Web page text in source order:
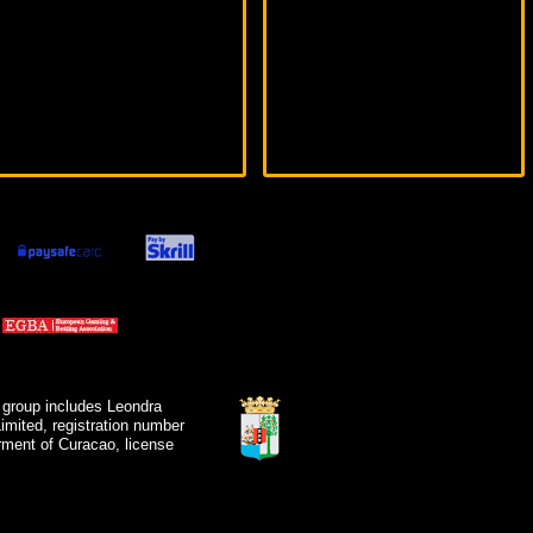
includes Leondra
registration number
of Curacao, license